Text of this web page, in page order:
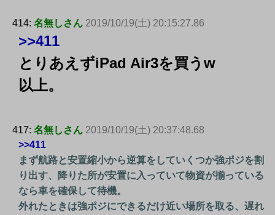
414: 名無しさん 2019/10/19(土) 20:15:27.86
>>411
とりあえずiPad Air3を買うw
以上。
417: 名無しさん 2019/10/19(土) 20:37:48.68
>>411
まず航路と安置縮小から逆算をしていくつか強ポジを割
り出す、降りた所が安置に入っていて物資が揃っている
なら車を確保して待機。
外れたときは強ポジにできるだけ近い場所を取る、遅れ